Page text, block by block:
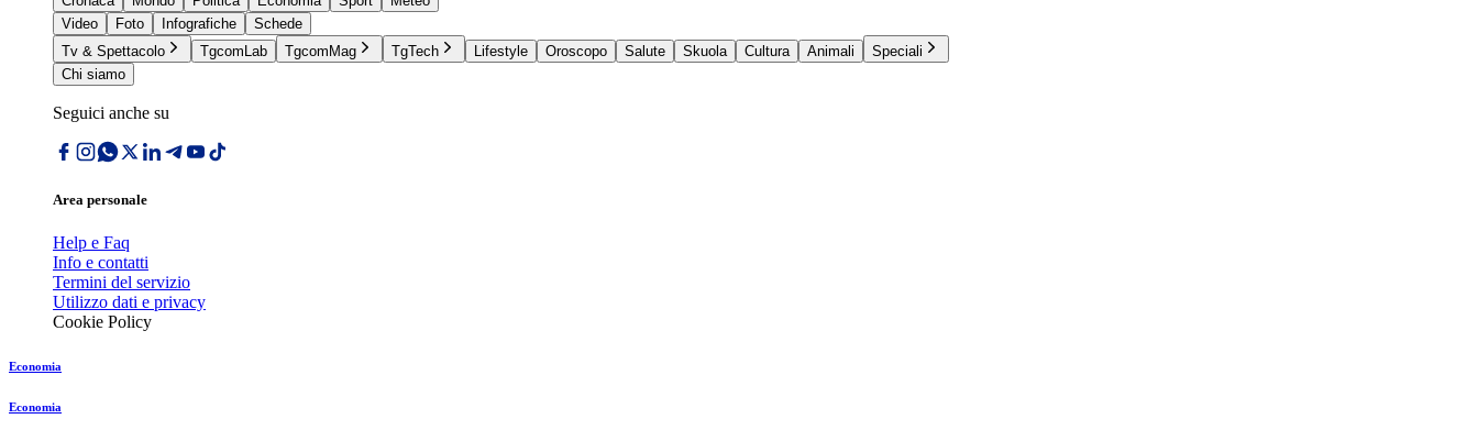
Video
Foto Infografiche
Schede
Tv & Spettacolo
TgcomLab TgcomMag TgTech Lifestyle Oroscopo Salute Skuola Cultura Animali
Speciali
Chi siamo
Seguici anche su
Area personale
Help e Faq
Info e contatti
Termini del servizio
Utilizzo dati e privacy
Cookie Policy
Economia
Economia